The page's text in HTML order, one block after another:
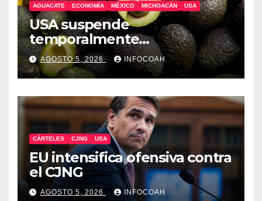
AGUACATE ECONOMÍA MÉXICO MICHOACÁN USA
USA suspende
temporalmente
exportaciones de aguacate
michoacano
AGOSTO 5, 2026 INFOCOAH
CÁRTELES CJNG USA
EU intensifica ofensiva contra
el CJNG
AGOSTO 5, 2026 INFOCOAH